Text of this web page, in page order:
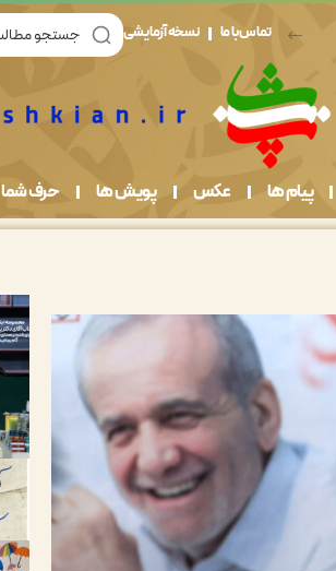
تماس با ما نسخه آزمایشی
پیام ها عکس پویش ها حرف شما